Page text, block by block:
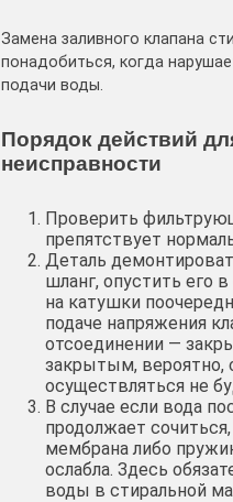
Замена заливного клапана
понадобиться, когда
подачи воды.
Порядок действий
неисправности
Проверить
препятствует
Деталь
шланг, опустить его
на катушки
подаче напряжения
отсоединении —
закрытым, вероятно,
осуществляться не
В случае если вода
продолжает
мембрана либо
ослабла. Здесь
воды в стиральной